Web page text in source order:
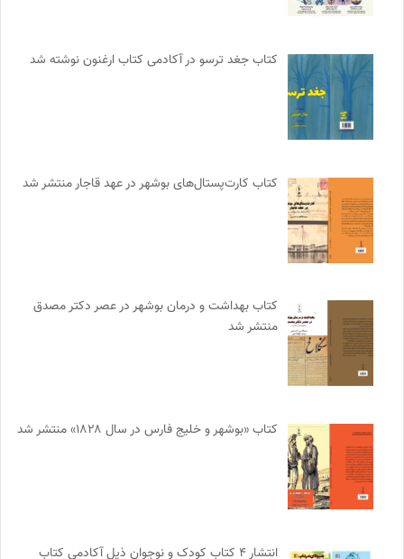
کتاب جغد ترسو در آکادمی کتاب ارغنون نوشته شد
کتاب کارت‌پستال‌های بوشهر در عهد قاجار منتشر شد
کتاب بهداشت و درمان بوشهر در عصر دکتر مصدق
منتشر شد
کتاب «بوشهر و خلیج فارس در سال ۱۸۲۸» منتشر شد
انتشار ۴ کتاب کودک و نوجوان ذیل آکادمی کتاب